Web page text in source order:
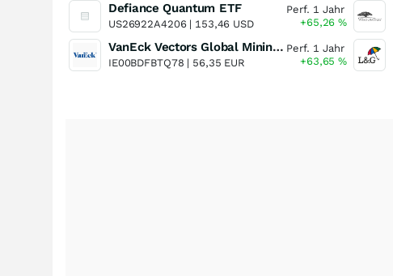
Defiance Quantum ETF
US26922A4206 | 153,46 USD
Perf. 1 Jahr
+65,26%
VanEck Vectors Global Mining UCITS ETF
IE00BDFBTQ78 | 56,35 EUR
Perf. 1 Jahr
+63,65%